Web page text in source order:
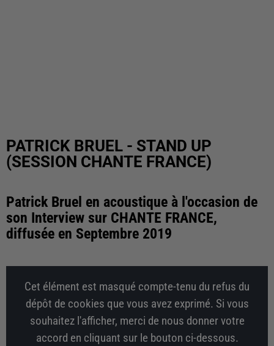
PATRICK BRUEL - STAND UP
(SESSION CHANTE FRANCE)
Patrick Bruel en acoustique à l'occasion de
son Interview sur CHANTE FRANCE,
diffusée en Septembre 2019
Cet élément est masqué compte-tenu du refus du
dépôt de cookies que vous avez exprimé. Si vous
souhaitez l'afficher, merci de nous donner votre
accord en cliquant sur le bouton ci-dessous.